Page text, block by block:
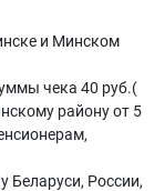
и Минском
чека 40 руб.(
району от 5
Беларуси, России,